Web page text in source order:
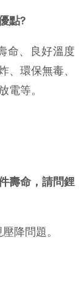
點?
命、良好溫度
、環保無毒、
電等。
壽命，請問鋰
降問題。